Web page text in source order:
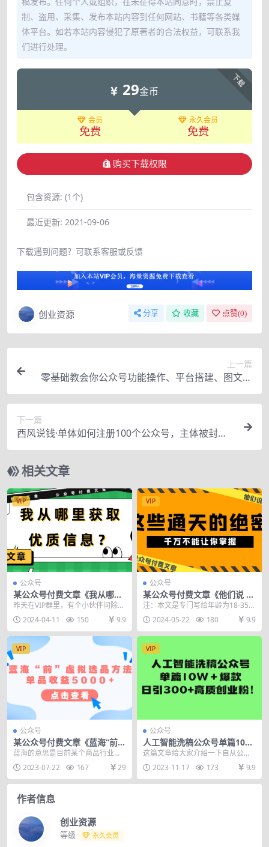
制、盗用、采集、发布本站内容到任何网站、书籍等各类媒
体平台。如若本站内容侵犯了原著者的合法权益，可联系我
们进行处理。
下载
29金币
会员
免费
永久会员
免费
购买下载权限
包含资源: (1个)
最近更新: 2021-09-06
下载遇到问题？可联系客服或反馈
创业资源 分享 收藏 点赞(0)
上一篇
零基础教会你公众号功能操作、平台搭建、图文编
辑、菜单设置等（18节课）
下一篇
西风说钱·单体如何注册100个公众号，主体被封如
何继续注册公众号？
相关文章
VIP
公众号
某公众号付费文章《我从哪里
获取优质信息？》
昨天在VIP群里，有个小伙伴问除了
巴菲特之外，你还有哪些偶像，我
在群里说了几个。...
2024-04-11 150 9.9
VIP
公众号
某公众号付费文章《他们说 “
这些通天的绝密，千万不能让
你掌握! ”》
注：本文是专门写给年龄为18-35岁
的普通寒门年轻人的，务必认真
读，真心能逆天改...
2024-05-22 180 9.9
VIP
公众号
某公众号付费文章《蓝海“前”
虚拟选品方法：单品收益5000
蓝海的意思是目前某个商品行业市
场还行： 商品越少，顾客越多代表
商品越蓝海。 如果...
2023-07-22 167 29
VIP
公众号
人工智能洗稿公众号单篇10W
＋爆款，日引300+高质创业
这篇文章给大家介绍一下自从公众
号改规则后，搬运文章引流创业
粉，轻松上手小白也能做...
2023-11-17 173 9.9
作者信息
创业资源
等级 永久会员